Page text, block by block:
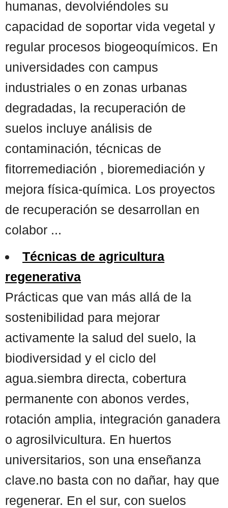
humanas, devolviéndoles su
capacidad de soportar vida vegetal y
regular procesos biogeoquímicos. En
universidades con campus
industriales o en zonas urbanas
degradadas, la recuperación de
suelos incluye análisis de
contaminación, técnicas de
fitorremediación , bioremediación y
mejora física-química. Los proyectos
de recuperación se desarrollan en
colabor ...
Técnicas de agricultura
regenerativa
Prácticas que van más allá de la
sostenibilidad para mejorar
activamente la salud del suelo, la
biodiversidad y el ciclo del
agua.siembra directa, cobertura
permanente con abonos verdes,
rotación amplia, integración ganadera
o agrosilvicultura. En huertos
universitarios, son una enseñanza
clave.no basta con no dañar, hay que
regenerar. En el sur, con suelos